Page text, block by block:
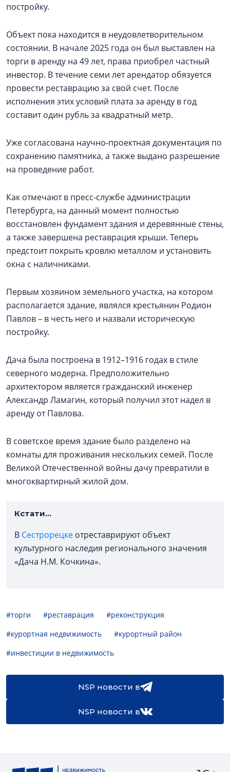
постройку.
Объект пока находится в неудовлетворительном
состоянии. В начале 2025 года он был выставлен на
торги в аренду на 49 лет, права приобрел частный
инвестор. В течение семи лет арендатор обязуется
провести реставрацию за свой счет. После
исполнения этих условий плата за аренду в год
составит один рубль за квадратный метр.
Уже согласована научно-проектная документация по
сохранению памятника, а также выдано разрешение
на проведение работ.
Как отмечают в пресс-службе администрации
Петербурга, на данный момент полностью
восстановлен фундамент здания и деревянные стены,
а также завершена реставрация крыши. Теперь
предстоит покрыть кровлю металлом и установить
окна с наличниками.
Первым хозяином земельного участка, на котором
располагается здание, являлся крестьянин Родион
Павлов – в честь него и назвали историческую
постройку.
Дача была построена в 1912–1916 годах в стиле
северного модерна. Предположительно
архитектором является гражданский инженер
Александр Ламагин, который получил этот надел в
аренду от Павлова.
В советское время здание было разделено на
комнаты для проживания нескольких семей. После
Великой Отечественной войны дачу превратили в
многоквартирный жилой дом.
Кстати...
В Сестрорецке отреставрируют объект
культурного наследия регионального значения
«Дача Н.М. Кочкина».
#торги #реставрация
#реконструкция
#курортная недвижимость
#курортный район
#инвестиции в недвижимость
NSP новости в
NSP новости в